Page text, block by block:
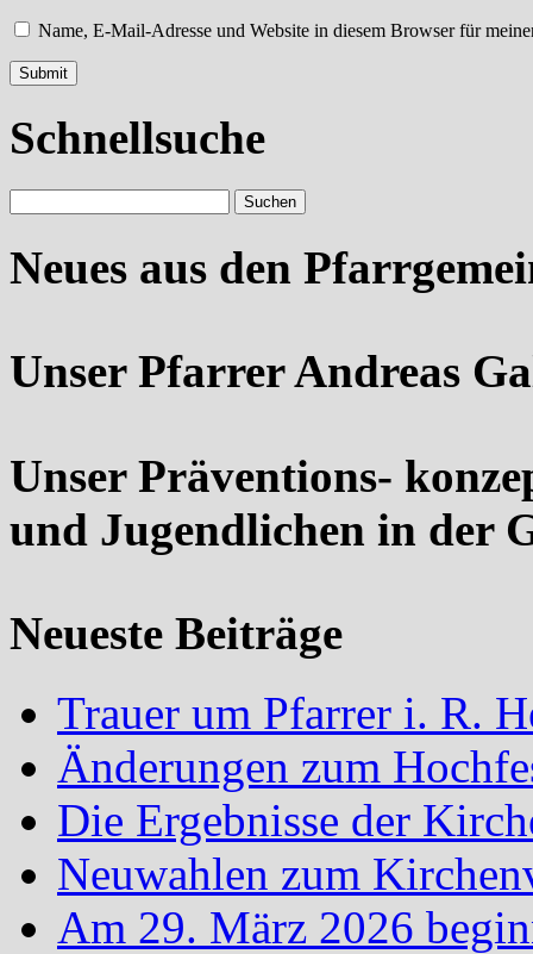
Name, E-Mail-Adresse und Website in diesem Browser für
Schnellsuche
Neues aus den
Unser Pfarrer Andreas
Unser Präventions-
und Jugendlichen in der
Neueste Beiträge
Trauer um Pfarrer i. R.
Änderungen zum
Die Ergebnisse der
Neuwahlen zum
Am 29. März 2026